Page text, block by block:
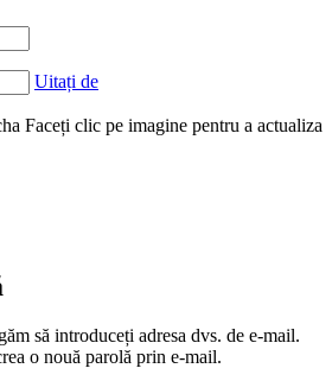
Uitați de
Faceți clic pe imagine pentru a actualiza
să introduceți adresa dvs. de e-mail.
o nouă parolă prin e-mail.